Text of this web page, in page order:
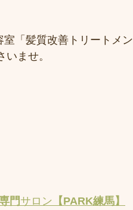
「髪質改善トリートメン
ませ。
門 サロン 【PARK練馬】